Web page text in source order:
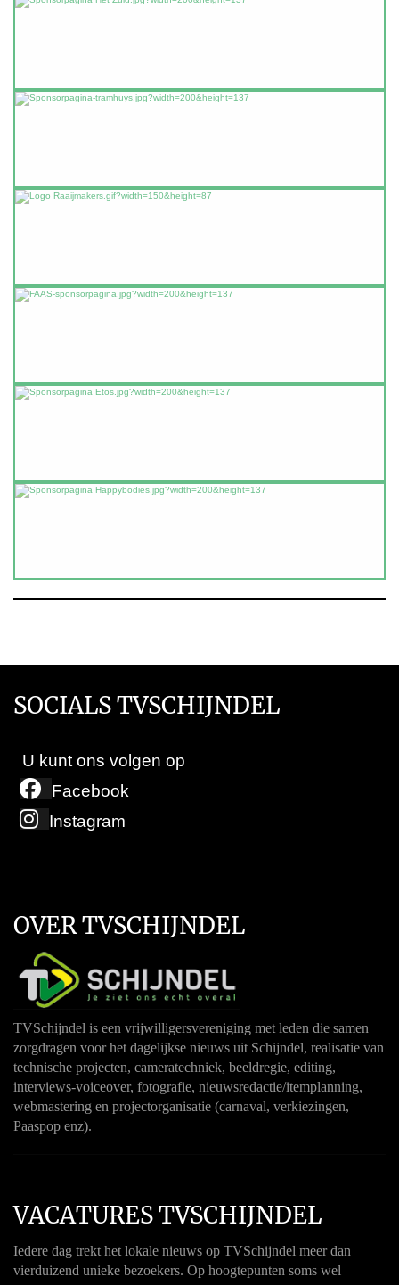
SOCIALS TVSCHIJNDEL
U kunt ons volgen op
Facebook
Instagram
OVER TVSCHIJNDEL
TVSchijndel is een vrijwilligersvereniging met leden die samen
zorgdragen voor het dagelijkse nieuws uit Schijndel, realisatie van
technische projecten, cameratechniek, beeldregie, editing,
interviews-voiceover, fotografie, nieuwsredactie/itemplanning,
webmastering en projectorganisatie (carnaval, verkiezingen,
Paaspop enz).
VACATURES TVSCHIJNDEL
Iedere dag trekt het lokale nieuws op TVSchijndel meer dan
vierduizend unieke bezoekers. Op hoogtepunten soms wel